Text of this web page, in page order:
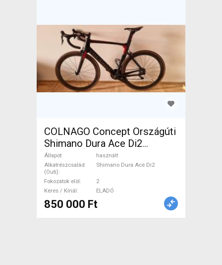
COLNAGO Concept Országúti
Shimano Dura Ace Di2
patkófék használt ELADÓ
Állapot
használt
Alkatrészcsalád
(Outi)
Shimano Dura Ace Di2
Fokozatok elöl
2
Keres / Kínál
ELADÓ
850 000 Ft